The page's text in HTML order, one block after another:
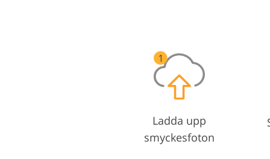
Ladda upp
smyckesfoton